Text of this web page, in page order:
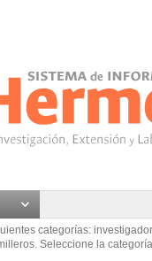
categorías:
Seleccione la